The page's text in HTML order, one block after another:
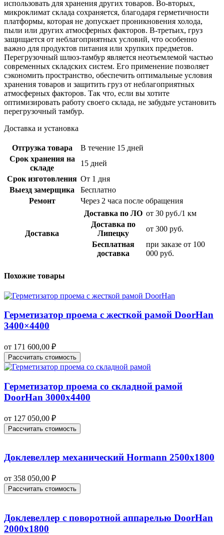
использовать для хранения других товаров. Во-вторых,
микроклимат склада сохраняется, благодаря герметичности
платформы, которая не допускает проникновения холода,
пыли или других атмосферных факторов. В-третьих, груз
защищается от неблагоприятных условий, что особенно
важно для продуктов питания или хрупких предметов.
Перегрузочный шлюз-тамбур является неотъемлемой частью
современных складских систем. Его применение позволяет
сэкономить пространство, обеспечить оптимальные условия
хранения товаров и защитить груз от неблагоприятных
атмосферных факторов. Так что, если вы хотите
оптимизировать работу своего склада, не забудьте установить
перегрузочный тамбур.
Доставка и установка
Отгрузка товара
В течение 15 дней
Срок хранения на
складе
15 дней
Срок изготовления От 1 дня
Выезд замерщика
Бесплатно
Ремонт
Через 2 часа после обращения
Доставка
Доставка по ЛО от 30 руб./1 км
Доставка по
Липецку
от 300 руб.
Бесплатная
доставка
при заказе от 100
000 руб.
Похожие товары
Герметизатор проема с жесткой рамой DoorHan
3400×4400
от 171 600,00 ₽
Рассчитать стоимость
Герметизатор проема со складной рамой
DoorHan 3000х4400
от 127 050,00 ₽
Рассчитать стоимость
Доклевеллер механический Hormann 2500х1800
от 358 050,00 ₽
Рассчитать стоимость
Доклевеллер с поворотной аппарелью DoorHan
2000х1800